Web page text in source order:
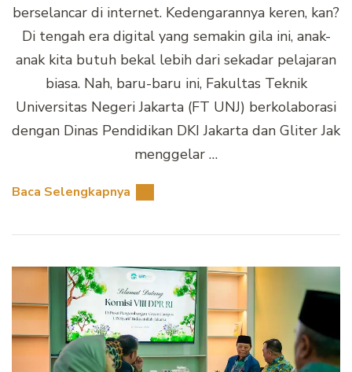
berselancar di internet. Kedengarannya keren, kan?
Di tengah era digital yang semakin gila ini, anak-
anak kita butuh bekal lebih dari sekadar pelajaran
biasa. Nah, baru-baru ini, Fakultas Teknik
Universitas Negeri Jakarta (FT UNJ) berkolaborasi
dengan Dinas Pendidikan DKI Jakarta dan Gliter Jak
menggelar …
Baca Selengkapnya